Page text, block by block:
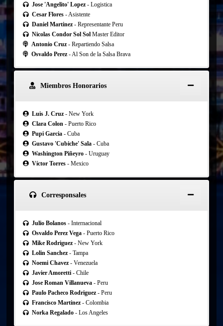
Jose 'Angelito' Lopez- Logistica
Cesar Flores- Asistente
Daniel Martinez- Representante Peru
Nicolas Condor Sol SolMaster Editor
Antonio Cruz- Repartiendo Salsa
Osvaldo Perez - Al Son de la Salsa Brava
Miembros Honorarios
Luis J. Cruz- New York
Clara Colon- Puerto Rico
Pupi Garcia- Cuba
Gustavo 'Cubiche' Sala- Cuba
Washington Piñeyro - Uruguay
Víctor Torres - Mexico
Corresponsales
Julio Bolanos- Internacional
Osvaldo Perez Vega- Puerto Rico
Mike Rodriguez- New York
Lolin Sanchez- Tampa
Noemi Chavez- Venezuela
Javier Amoretti- Chile
Jose Roman Villanueva- Peru
Paulo Pacheco Rodriguez- Peru
Francisco Martinez- Colombia
Norka Regalado- Los Angeles